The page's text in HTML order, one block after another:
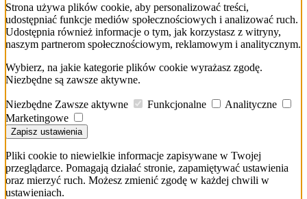
Strona używa plików cookie, aby personalizować treści,
udostępniać funkcje mediów społecznościowych i analizować ruch.
Udostępnia również informacje o tym, jak korzystasz z witryny,
naszym partnerom społecznościowym, reklamowym i analitycznym.
Wybierz, na jakie kategorie plików cookie wyrażasz zgodę.
Niezbędne są zawsze aktywne.
Niezbędne Zawsze aktywne Funkcjonalne
Analityczne
Marketingowe
Zapisz ustawienia
Pliki cookie to niewielkie informacje zapisywane w Twojej
przeglądarce. Pomagają działać stronie, zapamiętywać ustawienia
oraz mierzyć ruch. Możesz zmienić zgodę w każdej chwili w
ustawieniach.